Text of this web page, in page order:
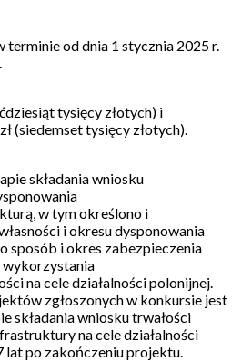
terminie od dnia 1 stycznia 2025 r.
tysięcy złotych) i
(siedemset tysięcy złotych).
składania wniosku
w tym określono i
i okresu dysponowania
sposób i okres zabezpieczenia
wykorzystania
na cele działalności polonijnej.
zgłoszonych w konkursie jest
składania wniosku trwałości
na cele działalności
lat po zakończeniu projektu.